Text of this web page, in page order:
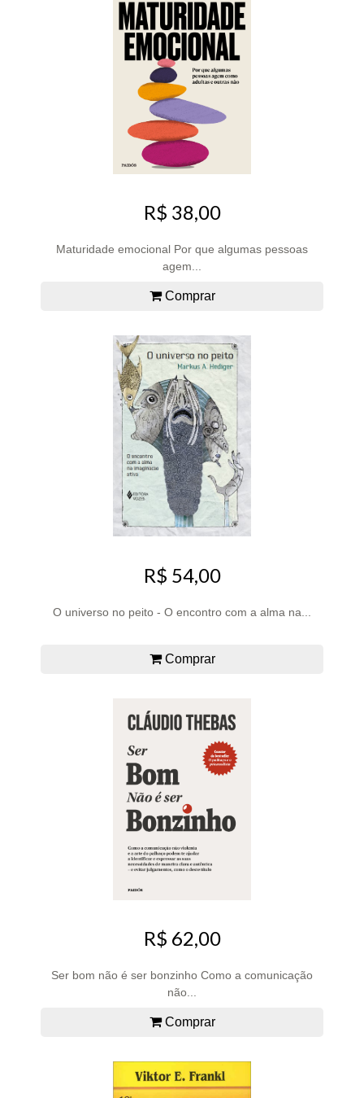
R$ 38,00
Maturidade emocional Por que algumas pessoas
agem...
Comprar
R$ 54,00
O universo no peito - O encontro com a alma na...
Comprar
R$ 62,00
Ser bom não é ser bonzinho Como a comunicação
não...
Comprar